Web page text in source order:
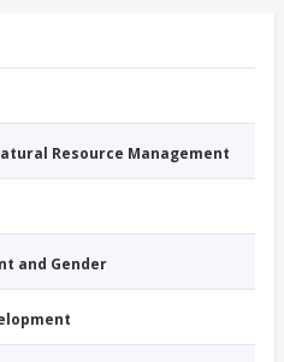
Resource Management
and Gender